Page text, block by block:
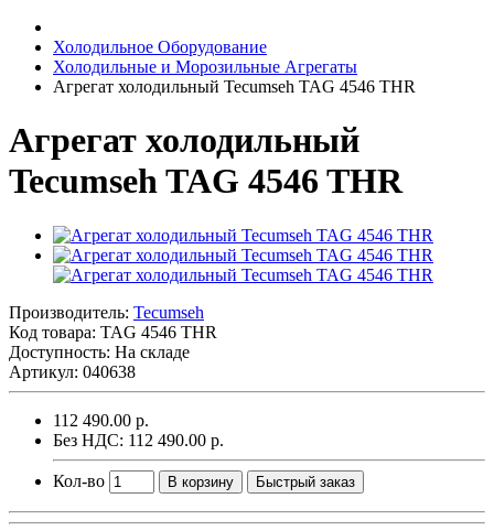
Холодильное Оборудование
Холодильные и Морозильные Агрегаты
Агрегат холодильный Tecumseh TAG 4546 THR
Агрегат холодильный
Tecumseh TAG 4546 THR
Производитель: Tecumseh
Код товара: TAG 4546 THR
Доступность: На складе
Артикул: 040638
112 490.00 р.
Без НДС: 112 490.00 р.
Кол-во В корзину Быстрый заказ